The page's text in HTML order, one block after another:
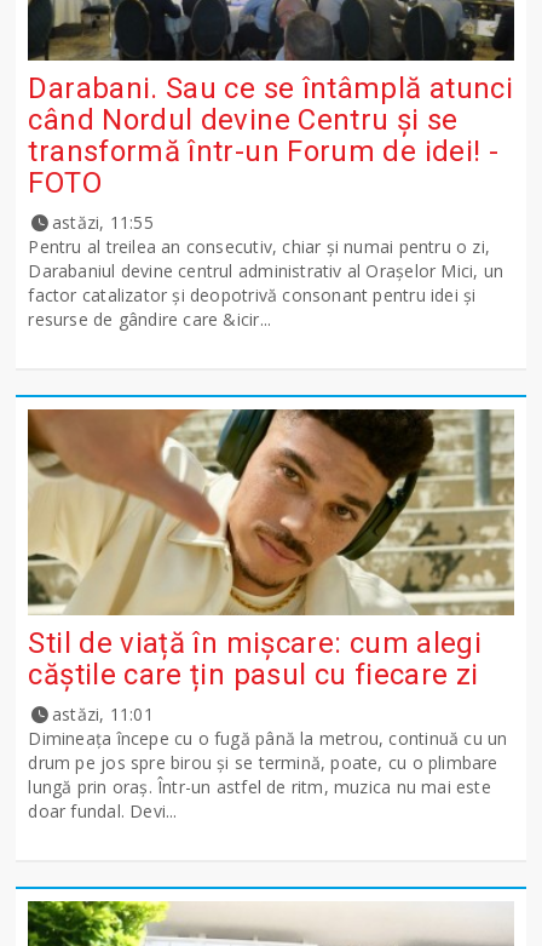
Darabani. Sau ce se întâmplă atunci
când Nordul devine Centru și se
transformă într-un Forum de idei! -
FOTO
astăzi, 11:55
Pentru al treilea an consecutiv, chiar și numai pentru o zi,
Darabaniul devine centrul administrativ al Orașelor Mici, un
factor catalizator și deopotrivă consonant pentru idei și
resurse de gândire care &icir...
Stil de viață în mișcare: cum alegi
căștile care țin pasul cu fiecare zi
astăzi, 11:01
Dimineața începe cu o fugă până la metrou, continuă cu un
drum pe jos spre birou și se termină, poate, cu o plimbare
lungă prin oraș. Într-un astfel de ritm, muzica nu mai este
doar fundal. Devi...